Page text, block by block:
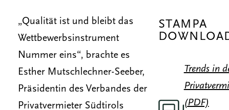
„Qualität ist und bleibt das
Wettbewerbsinstrument
Nummer eins“, brachte es
Esther Mutschlechner-Seeber,
Präsidentin des Verbandes der
Privatvermieter Südtirols
STAMPA
Trends in
(PDF)